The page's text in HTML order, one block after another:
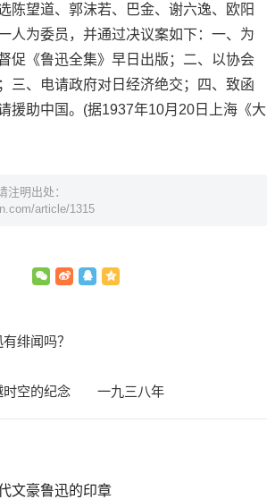
陈望道、郭沫若、巴金、谢六逸、欧阳
人为委员，并通过决议案如下：一、为
促《鲁迅全集》早日出版；二、以协会
三、电请政府对日经济绝交；四、致函
援助中国。(据1937年10月20日上海《大
注明出处：
article/1315
绯闻吗？
时空的纪念 一九三八年
文豪鲁迅的印章